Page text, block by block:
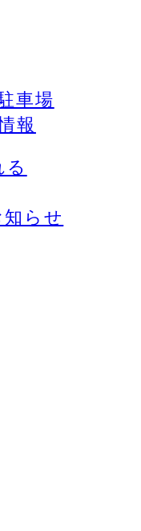
車場
報
る
らせ